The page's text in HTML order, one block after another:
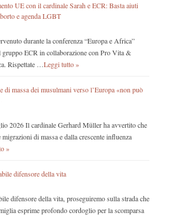
UE con il cardinale Sarah e ECR: Basta aiuti
e agenda LGBT
durante la conferenza “Europa e Africa”
gruppo ECR in collaborazione con Pro Vita &
Rispettate … Leggi tutto »
massa dei musulmani verso l’Europa «non può
2026 Il cardinale Gerhard Müller ha avvertito che
di massa e dalla crescente influenza
»
difensore della vita
difensore della vita, proseguiremo sulla strada che
esprime profondo cordoglio per la scomparsa